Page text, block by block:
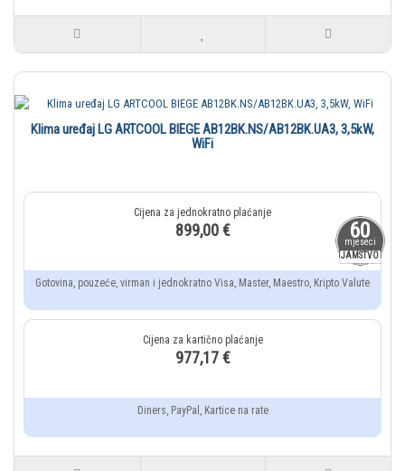
60
mjeseci
JAMSTVO
Klima uređaj LG ARTCOOL BIEGE AB12BK.NS/AB12BK.UA3, 3,5kW,
WiFi
899,00 €
Gotovina, pouzeće, virman i jednokratno Visa, Master, Maestro, Kripto Valute
977,17 €
Diners, PayPal, Kartice na rate